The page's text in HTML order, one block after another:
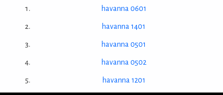
havanna 0601
havanna 1401
havanna 0501
havanna 0502
havanna 1201